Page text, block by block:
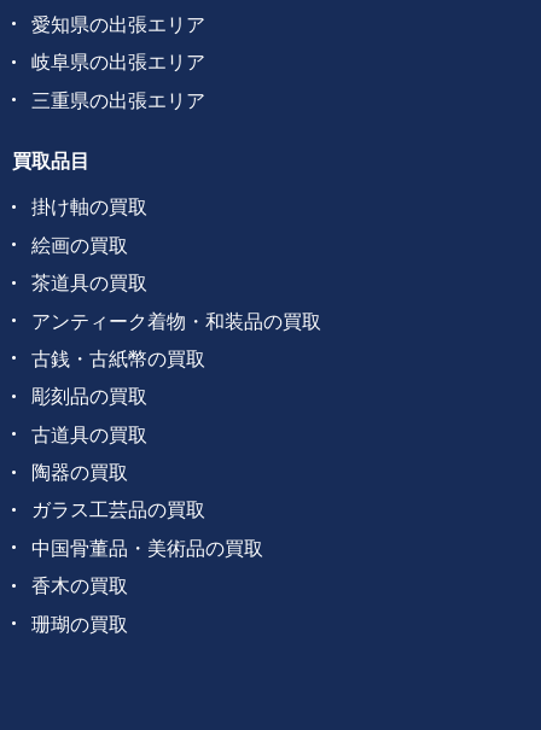
愛知県の出張エリア
岐阜県の出張エリア
三重県の出張エリア
買取品目
掛け軸の買取
絵画の買取
茶道具の買取
アンティーク着物・和装品の買取
古銭・古紙幣の買取
彫刻品の買取
古道具の買取
陶器の買取
ガラス工芸品の買取
中国骨董品・美術品の買取
香木の買取
珊瑚の買取